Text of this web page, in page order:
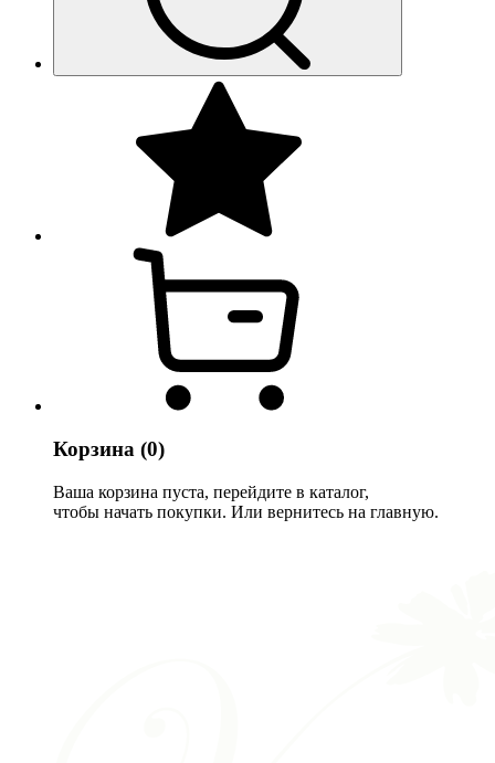
Корзина (0)
Ваша корзина пуста, перейдите в каталог,
чтобы начать покупки. Или вернитесь на главную.